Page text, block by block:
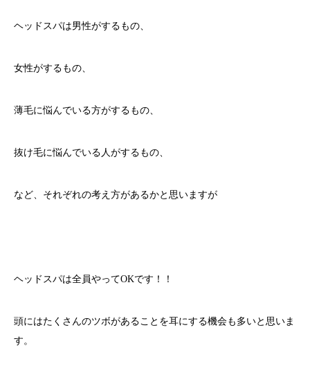
ヘッドスパは男性がするもの、
女性がするもの、
薄毛に悩んでいる方がするもの、
抜け毛に悩んでいる人がするもの、
など、それぞれの考え方があるかと思いますが
ヘッドスパは全員やってOKです！！
頭にはたくさんのツボがあることを耳にする機会も多いと思いま
す。